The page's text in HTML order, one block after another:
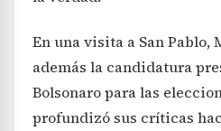
En una visita a San Pablo,
además la candidatura
Bolsonaro para las
profundizó sus críticas